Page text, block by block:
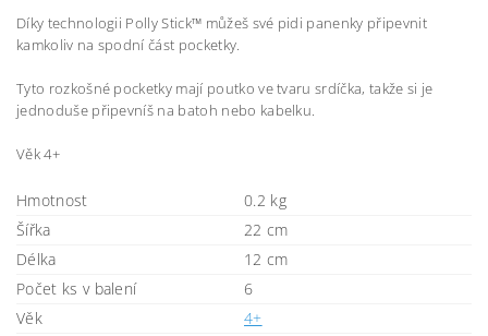
Díky technologii Polly Stick™ můžeš své pidi panenky připevnit
kamkoliv na spodní část pocketky.
Tyto rozkošné pocketky mají poutko ve tvaru srdíčka, takže si je
jednoduše připevníš na batoh nebo kabelku.
Věk 4+
Hmotnost
0.2 kg
Šířka
22 cm
Délka
12 cm
Počet ks v balení
6
Věk
4+